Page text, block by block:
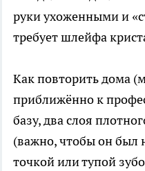
руки ухоженными и
требует шлейфа
Как повторить дома
приближённо к
базу, два слоя
(важно, чтобы он был
точкой или тупой